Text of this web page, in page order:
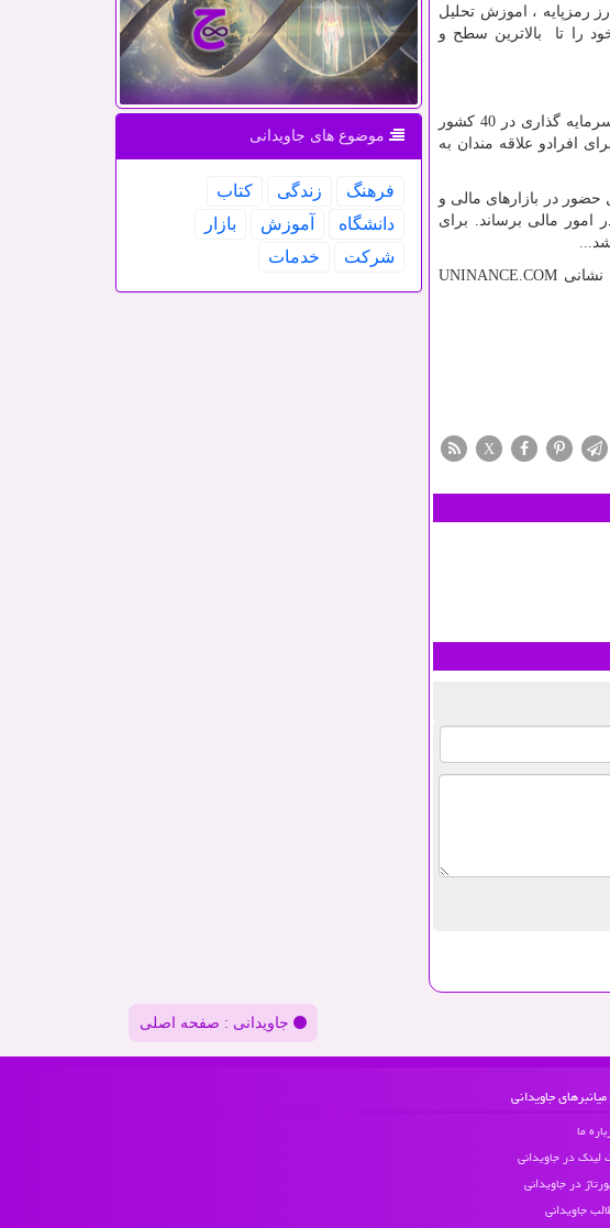
رمزپایه ، اموزش تحلیل
را تا بالاترین سطح و
یونیننس هم اکنون یکی از بهترین مراجع علمی در زمینه برگزاری بیش از 120 رشته تخصصی در حوزه های مالی و سرمایه گذاری در 40 کشور
افرادو علاقه مندان به
و هیئت علمی گسترده خود در بیش از 40 کشور و به پشتوانه 30 سال حضور در بازارهای مالی و
امور مالی برساند. برای
نشانی UNINANCE.COM
X
موضوع های جاویدانی
فرهنگ زندگی
كتاب
دانشگاه
آموزش
بازار
شركت
خدمات
جاویدانی : صفحه اصلی
میانبرهای جاویدانی
ما
لینک در جاویدانی
در جاویدانی
جاویدانی